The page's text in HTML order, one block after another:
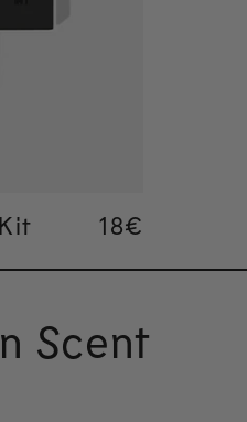
Regular
18€
Regular
18€
Scent